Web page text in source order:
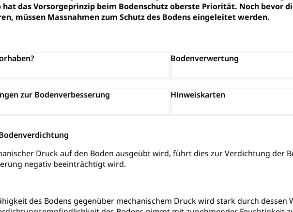
hat das Vorsorgeprinzip beim Bodenschutz oberste Priorität. Noch bevor
müssen Massnahmen zum Schutz des Bodens eingeleitet werden.
Bodenverwertung
zur Bodenverbesserung Hinweiskarten
Druck auf den Boden ausgeübt wird, führt dies zur Verdichtung der
negativ beeinträchtigt wird.
des Bodens gegenüber mechanischem Druck wird stark durch dessen
Wellness, Unfallverhütung, Suchtprävention, Alkoholprävention, Tabakprävention,
Tertiärprävention
Kantonales Tabakpräventionsprogramm Gesundheitsförderung
Gesundheitsversorgung
Sozialpolitik, Arbeitslosenversicherung, Mutterschaftsversicherung,
(gruezi.lu.ch) Krankenversicherung (WAS Luzern)
(WAS Luzern)
Soziale Sicherheit
Region Luzern
Spital, Pflegeinitiative, Ambulant vor stationär, AVOS, Patientendossier
Ergänzungsleistungen, Altersvorsorge, Todesfallversicherung